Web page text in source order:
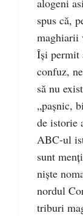
alogeni
spus că,
maghiarii
Îşi permit
confuz,
să nu
„paşnic,
de istorie
ABC-ul
sunt
nişte
nordul
triburi